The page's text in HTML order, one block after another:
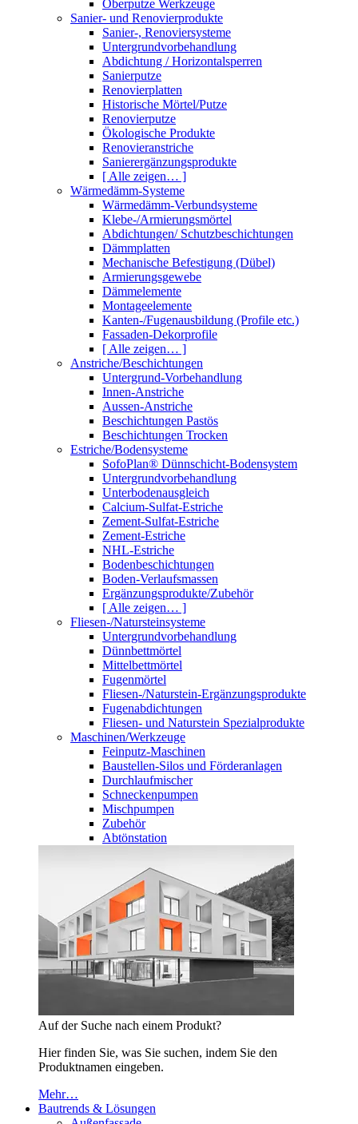
Oberputze Werkzeuge
Sanier- und Renovierprodukte
Sanier-, Renoviersysteme
Untergrundvorbehandlung
Abdichtung / Horizontalsperren
Sanierputze
Renovierplatten
Historische Mörtel/Putze
Renovierputze
Ökologische Produkte
Renovieranstriche
Sanierergänzungsprodukte
[ Alle zeigen… ]
Wärmedämm-Systeme
Wärmedämm-Verbundsysteme
Klebe-/Armierungsmörtel
Abdichtungen/ Schutzbeschichtungen
Dämmplatten
Mechanische Befestigung (Dübel)
Armierungsgewebe
Dämmelemente
Montageelemente
Kanten-/Fugenausbildung (Profile etc.)
Fassaden-Dekorprofile
[ Alle zeigen… ]
Anstriche/Beschichtungen
Untergrund-Vorbehandlung
Innen-Anstriche
Aussen-Anstriche
Beschichtungen Pastös
Beschichtungen Trocken
Estriche/Bodensysteme
SofoPlan® Dünnschicht-Bodensystem
Untergrundvorbehandlung
Unterbodenausgleich
Calcium-Sulfat-Estriche
Zement-Sulfat-Estriche
Zement-Estriche
NHL-Estriche
Bodenbeschichtungen
Boden-Verlaufsmassen
Ergänzungsprodukte/Zubehör
[ Alle zeigen… ]
Fliesen-/Natursteinsysteme
Untergrundvorbehandlung
Dünnbettmörtel
Mittelbettmörtel
Fugenmörtel
Fliesen-/Naturstein-Ergänzungsprodukte
Fugenabdichtungen
Fliesen- und Naturstein Spezialprodukte
Maschinen/Werkzeuge
Feinputz-Maschinen
Baustellen-Silos und Förderanlagen
Durchlaufmischer
Schneckenpumpen
Mischpumpen
Zubehör
Abtönstation
Auf der Suche nach einem Produkt?
Hier finden Sie, was Sie suchen, indem Sie den
Produktnamen eingeben.
Mehr…
Bautrends & Lösungen